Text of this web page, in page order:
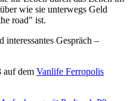
wie sie unterwegs Geld
road" ist.
Gespräch –
auf dem Vanlife Ferropolis